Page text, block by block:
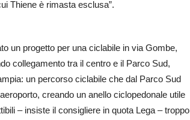
Thiene è rimasta esclusa”.
un progetto per una ciclabile in via Gombe,
collegamento tra il centro e il Parco Sud,
un percorso ciclabile che dal Parco Sud
creando un anello ciclopedonale utile
– insiste il consigliere in quota Lega – troppo